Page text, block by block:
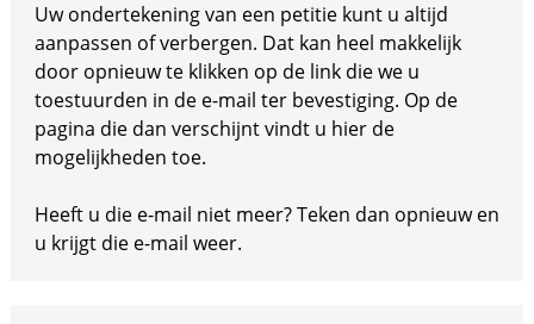
Uw ondertekening van een petitie kunt u altijd
aanpassen of verbergen. Dat kan heel makkelijk
door opnieuw te klikken op de link die we u
toestuurden in de e-mail ter bevestiging. Op de
pagina die dan verschijnt vindt u hier de
mogelijkheden toe.
Heeft u die e-mail niet meer? Teken dan opnieuw en
u krijgt die e-mail weer.